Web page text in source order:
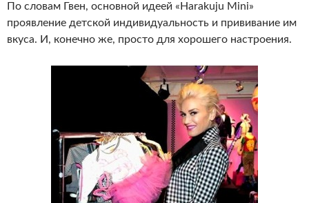
По словам Гвен, основной идеей «Harakuju Mini»
проявление детской индивидуальность и прививание им
вкуса. И, конечно же, просто для хорошего настроения.